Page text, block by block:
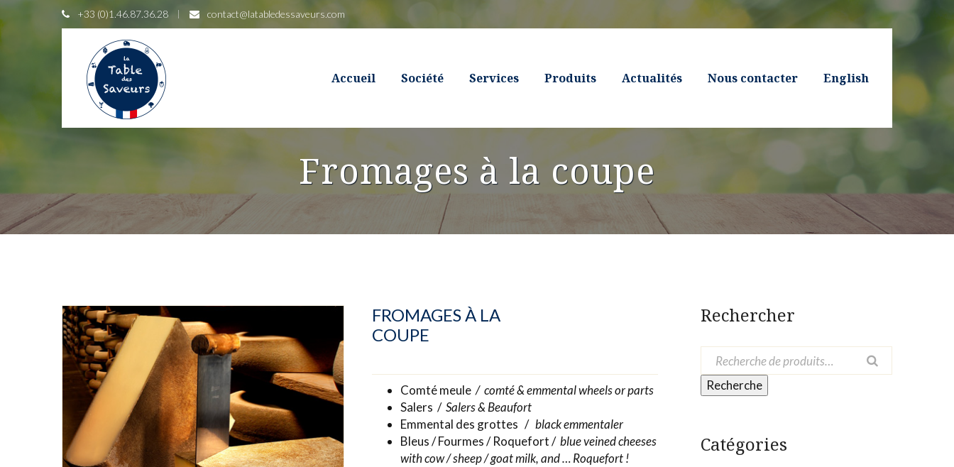
+33 (0)1.46.87.36.28 contact@latabledessaveurs.com
Accueil Société Services Produits Actualités Nous contacter English
Fromages à la coupe
FROMAGES À LA
COUPE
Comté meule / comté & emmental wheels or parts
Salers / Salers & Beaufort
Emmental des grottes / black emmentaler
Bleus / Fourmes / Roquefort / blue veined cheeses
with cow / sheep / goat milk, and … Roquefort !
Rechercher
Recherche
Catégories